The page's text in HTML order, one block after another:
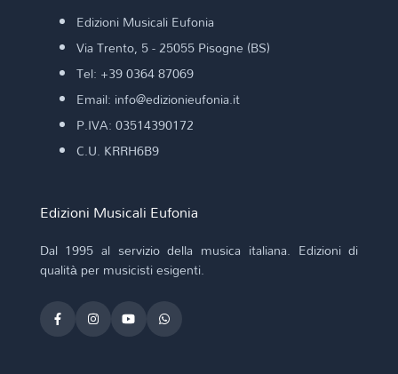
Edizioni Musicali Eufonia
Via Trento, 5 - 25055 Pisogne (BS)
Tel: +39 0364 87069
Email: info@edizionieufonia.it
P.IVA: 03514390172
C.U. KRRH6B9
Edizioni Musicali Eufonia
Dal 1995 al servizio della musica italiana. Edizioni di
qualità per musicisti esigenti.